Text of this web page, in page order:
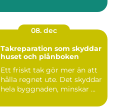
08. dec
Takreparation som skyddar
huset och plånboken
Ett friskt tak gör mer än att
hålla regnet ute. Det skyddar
hela byggnaden, minskar ...